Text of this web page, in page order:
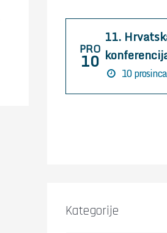
PRO
10
11.
10
Kategorije